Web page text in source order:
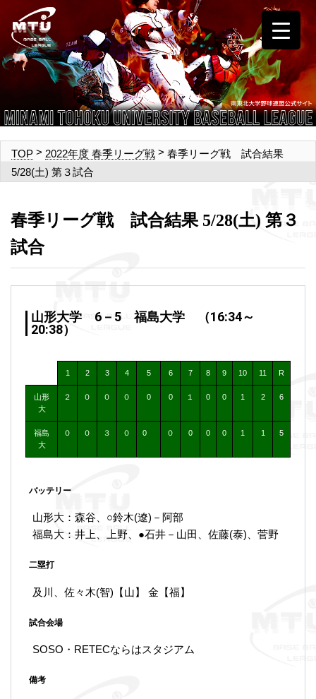
TOP > 2022年度 春季リーグ戦 > 春季リーグ戦 試合結果
5/28(土) 第３試合
春季リーグ戦 試合結果 5/28(土) 第３
試合
山形大学 6－5 福島大学 （16:34～
20:38）
1 2 3 4 5 6 7 8 9 10 11 R
山形
大
２ ０ ０ ０ 0 0 １ 0 0 1 2 6
福島
大
０ ０ ３ ０ 0 ０ 0 0 0 1 1 5
バッテリー
山形大：森谷、○鈴木(遼)－阿部
福島大：井上、上野、●石井－山田、佐藤(泰)、菅野
二塁打
及川、佐々木(智)【山】 金【福】
試合会場
SOSO・RETECならはスタジアム
備考